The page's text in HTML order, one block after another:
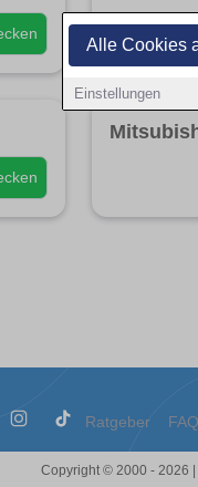
Alle Cookies
Einstellungen
Ratgeber FAQ
Copyright © 2000 - 2026 |